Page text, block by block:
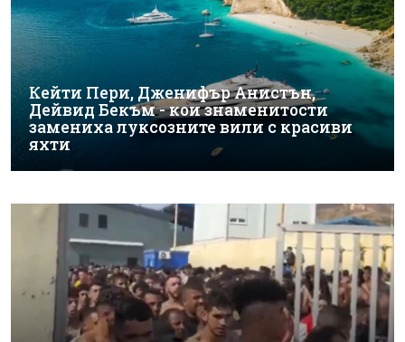
Кейти Пери, Дженифър Анистън,
Дейвид Бекъм - кои знаменитости
замениха луксозните вили с красиви
яхти